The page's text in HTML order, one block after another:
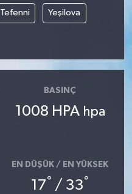
Tefenni Yeşilova
BASINÇ
1008 HPA hpa
EN DÜŞÜK / EN YÜKSEK
17° / 33°